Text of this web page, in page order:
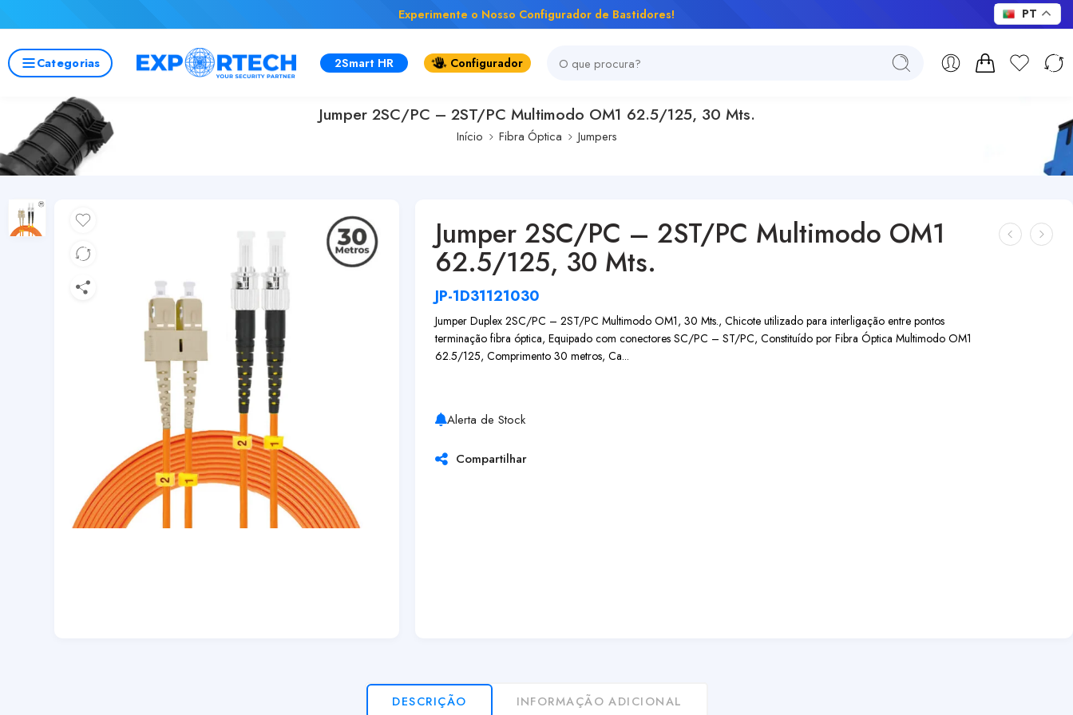
Experimente o Nosso Configurador de Bastidores!
Categorias 2Smart HR Configurador
Jumper 2SC/PC – 2ST/PC Multimodo OM1 62.5/125, 30 Mts.
Início Fibra Óptica Jumpers
Jumper 2SC/PC – 2ST/PC Multimodo OM1
62.5/125, 30 Mts.
JP-1D31121030
Jumper Duplex 2SC/PC – 2ST/PC Multimodo OM1, 30 Mts., Chicote utilizado para interligação entre pontos
terminação fibra óptica, Equipado com conectores SC/PC – ST/PC, Constituído por Fibra Óptica Multimodo OM1
62.5/125, Comprimento 30 metros, Ca...
Alerta de Stock
Compartilhar
DESCRIÇÃO INFORMAÇÃO ADICIONAL
PT